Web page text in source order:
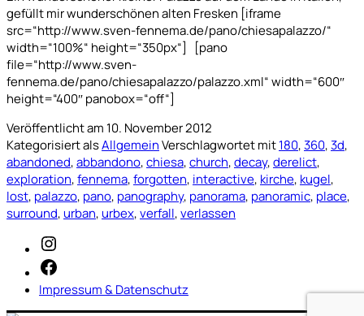
gefüllt mir wunderschönen alten Fresken [iframe
src=“http://www.sven-fennema.de/pano/chiesapalazzo/“
width=“100%“ height=“350px“] [pano
file=“http://www.sven-
fennema.de/pano/chiesapalazzo/palazzo.xml“ width=“600″
height=“400″ panobox=“off“]
Veröffentlicht am 10. November 2012
Kategorisiert alsAllgemeinVerschlagwortet mit180,360,3d,
abandoned,abbandono,chiesa,church,decay,derelict,
exploration,fennema,forgotten, interactive, kirche, kugel,
lost, palazzo, pano, panography, panorama, panoramic, place,
surround,urban,urbex,verfall,verlassen
Impressum & Datenschutz